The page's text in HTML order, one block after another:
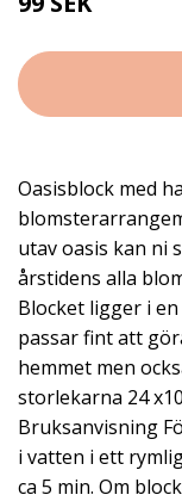
Oasisblock med
utav oasis kan ni
årstidens alla
Blocket ligger i
passar fint att
hemmet men
storlekarna 24
Bruksanvisning
i vatten i ett
ca 5 min. Om